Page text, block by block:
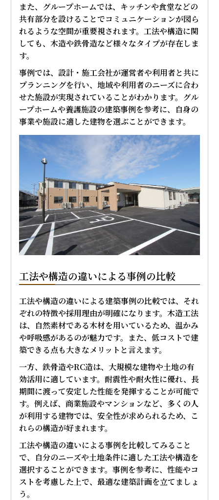
また、グループホームでは、キッチンや食堂などの
共有部分を設けることでコミュニケーションが図ら
れるような空間が重要視されます。工法や構造に関
しても、木造や鉄骨造など様々なタイプが存在しま
す。
事例では、設計・施工会社が運営者や利用者と共に
プランニングを行い、地域や利用者のニーズに合わ
せた施設が実現されていることがわかります。グル
ープホームや養護施設の建築事例を参考に、自身の
事業や施設に適した建物を選ぶことができます。
工法や構造の違いによる事例の比較
工法や構造の違いによる建築事例の比較では、それ
ぞれの特徴や採用理由が明確になります。木造工法
は、自然素材である木材を用いているため、温かみ
や呼吸感があるのが魅力です。また、低コストで建
築できる点も大きなメリットと言えます。
一方、鉄骨造やRC造は、大規模な建物や土地の有
効活用に適しています。耐震性や耐火性に優れ、長
期間に渡って安定した性能を発揮することが可能で
す。例えば、商業施設やマンションなど、多くの人
が利用する建物では、安全性が求められるため、こ
れらの構造が好まれます。
工法や構造の違いによる事例を比較してみること
で、自分のニーズや土地条件に適した工法や構造を
選択することができます。事例を参考に、性能やコ
ストを考慮した上で、最適な建築計画を立てましょ
う。